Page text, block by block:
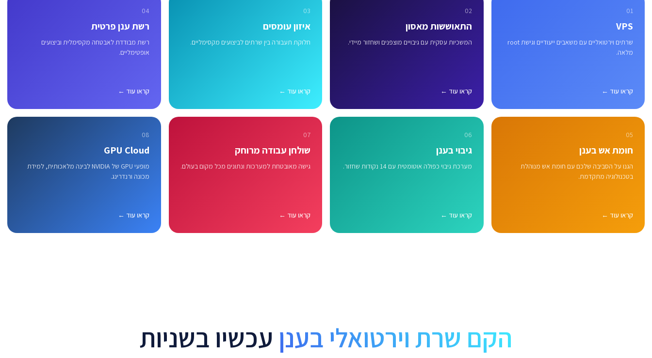
01
VPS
שרתים וירטואליים עם משאבים ייעודיים וגישת root
מלאה.
קראו עוד ←
02
התאוששות מאסון
המשכיות עסקית עם גיבויים מוצפנים ושחזור מיידי.
קראו עוד ←
03
איזון עומסים
חלוקת תעבורה בין שרתים לביצועים מקסימליים.
קראו עוד ←
04
רשת ענן פרטית
רשת מבודדת לאבטחה מקסימלית וביצועים
אופטימליים.
קראו עוד ←
05
חומת אש בענן
הגנו על הסביבה שלכם עם חומת אש מנוהלת
בטכנולוגיה מתקדמת.
קראו עוד ←
06
גיבוי בענן
מערכת גיבוי כפולה אוטומטית עם 14 נקודות שחזור.
קראו עוד ←
07
שולחן עבודה מרוחק
גישה מאובטחת למערכות ונתונים מכל מקום בעולם.
קראו עוד ←
08
GPU Cloud
מופעי GPU של NVIDIA לבינה מלאכותית, למידת
מכונה ורנדרינג.
קראו עוד ←
הקם שרת וירטואלי בענן עכשיו בשניות